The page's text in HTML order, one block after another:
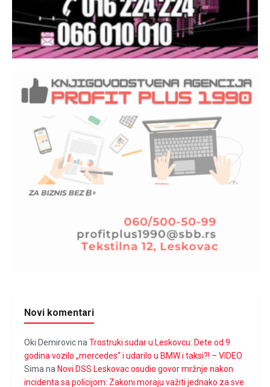
Novi komentari
Oki DemirovicnaTrostruki sudar u Leskovcu: Dete od 9
godina vozilo „mercedes“ i udarilo u BMW i taksi?! – VIDEO
Simana Novi DSS Leskovac osudio govor mržnje nakon
incidenta sa policijom: Zakoni moraju važiti jednako za sve